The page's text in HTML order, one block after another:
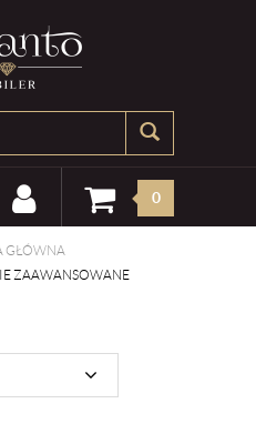
0
GŁÓWNA
ZAAWANSOWANE